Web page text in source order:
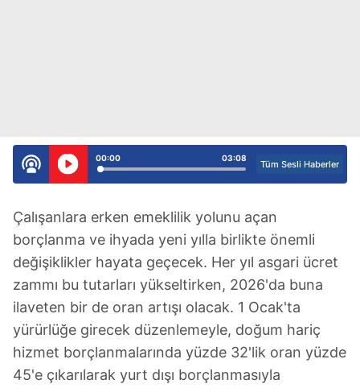
03:08
00:00
Tüm Sesli Haberler
Çalışanlara erken emeklilik yolunu açan
borçlanma ve ihyada yeni yılla birlikte önemli
değişiklikler hayata geçecek. Her yıl asgari ücret
zammı bu tutarları yükseltirken, 2026'da buna
ilaveten bir de oran artışı olacak. 1 Ocak'ta
yürürlüğe girecek düzenlemeyle, doğum hariç
hizmet borçlanmalarında yüzde 32'lik oran yüzde
45'e çıkarılarak yurt dışı borçlanmasıyla